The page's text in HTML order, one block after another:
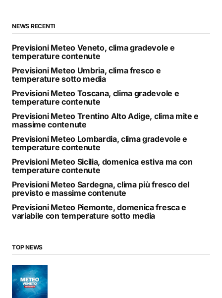
NEWS RECENTI
Previsioni Meteo Veneto, clima gradevole e
temperature contenute
Previsioni Meteo Umbria, clima fresco e
temperature sotto media
Previsioni Meteo Toscana, clima gradevole e
temperature contenute
Previsioni Meteo Trentino Alto Adige, clima mite e
massime contenute
Previsioni Meteo Lombardia, clima gradevole e
temperature contenute
Previsioni Meteo Sicilia, domenica estiva ma con
temperature contenute
Previsioni Meteo Sardegna, clima più fresco del
previsto e massime contenute
Previsioni Meteo Piemonte, domenica fresca e
variabile con temperature sotto media
TOP NEWS